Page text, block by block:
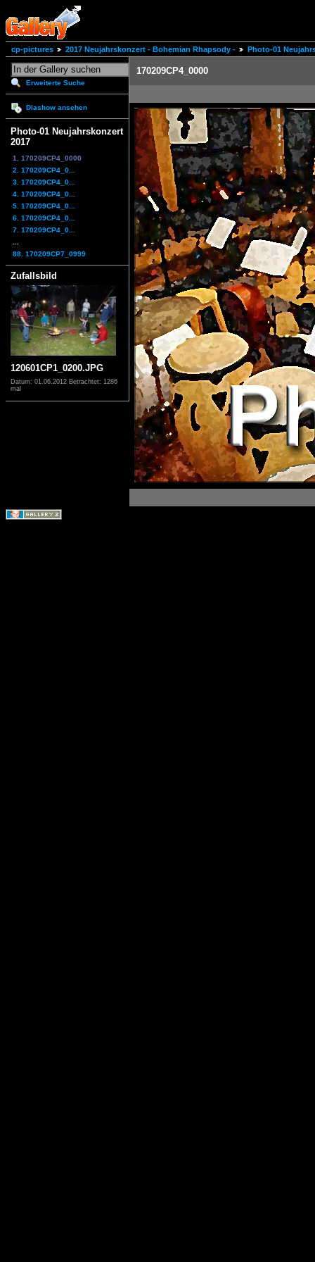
cp-pictures 2017 Neujahrskonzert - Bohemian Rhapsody - Photo-01
Erweiterte Suche
Diashow ansehen
Photo-01 Neujahrskonzert
2017
1. 170209CP4_0000
2. 170209CP4_0...
3. 170209CP4_0...
4. 170209CP4_0...
5. 170209CP4_0...
6. 170209CP4_0...
7. 170209CP4_0...
88. 170209CP7_0999
Zufallsbild
120601CP1_0200.JPG
Datum: 01.06.2012 Betrachtet: 1286
mal
170209CP4_0000